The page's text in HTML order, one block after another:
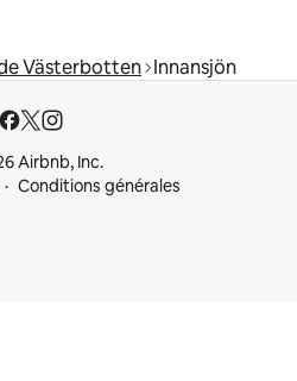
Västerbotten Innansjön
Airbnb, Inc.
Conditions générales